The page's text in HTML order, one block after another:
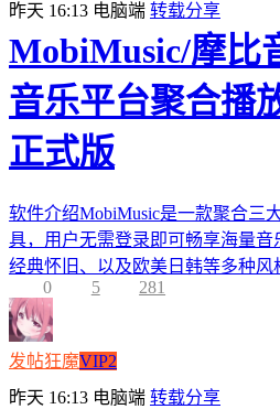
昨天 16:13 电脑端 转载分享
MobiMusic/摩比
音乐平台聚合播
正式版
软件介绍MobiMusic是一款聚合三
具，用户无需登录即可畅享海量音
经典怀旧、以及欧美日韩等多种风
0
5 281
发帖狂魔VIP2
昨天 16:13 电脑端 转载分享